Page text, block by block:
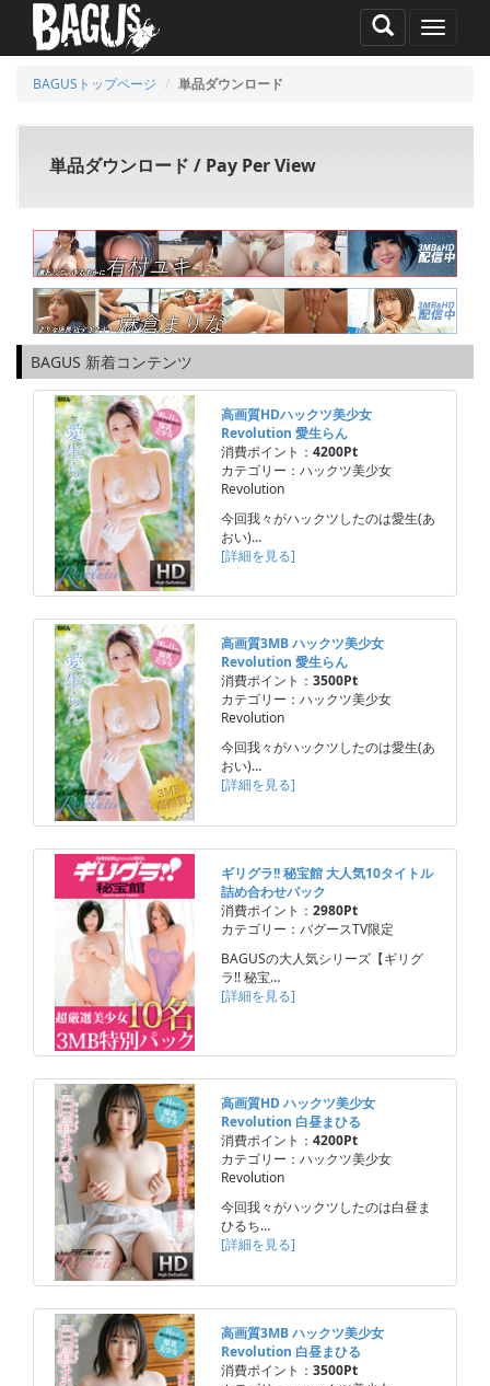
MENU
BAGUSトップページ 単品ダウンロード
単品ダウンロード / Pay Per View
BAGUS 新着コンテンツ
高画質HDハックツ美少女
Revolution 愛生らん
消費ポイント： 4200Pt
カテゴリー：ハックツ美少女
Revolution
今回我々がハックツしたのは愛生(あ
おい)…
[詳細を見る]
高画質3MB ハックツ美少女
Revolution 愛生らん
消費ポイント： 3500Pt
カテゴリー：ハックツ美少女
Revolution
今回我々がハックツしたのは愛生(あ
おい)…
[詳細を見る]
ギリグラ!! 秘宝館 大人気10タイトル
詰め合わせパック
消費ポイント： 2980Pt
カテゴリー：バグースTV限定
BAGUSの大人気シリーズ【ギリグ
ラ!! 秘宝…
[詳細を見る]
高画質HD ハックツ美少女
Revolution 白昼まひる
消費ポイント： 4200Pt
カテゴリー：ハックツ美少女
Revolution
今回我々がハックツしたのは白昼ま
ひるち…
[詳細を見る]
高画質3MB ハックツ美少女
Revolution 白昼まひる
消費ポイント： 3500Pt